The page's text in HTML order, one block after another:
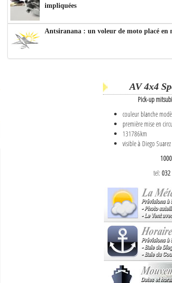
impliquées
Antsiranana : un voleur de moto placé en
AV 4x4
Pick-up
couleur blanche
première mise en
131786km
visible à Diego Suarez
tel: